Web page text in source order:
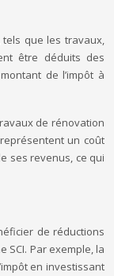
que les travaux,
être déduits des
de l’impôt à
de rénovation
un coût
ses revenus, ce qui
de réductions
SCI. Par exemple, la
en investissant